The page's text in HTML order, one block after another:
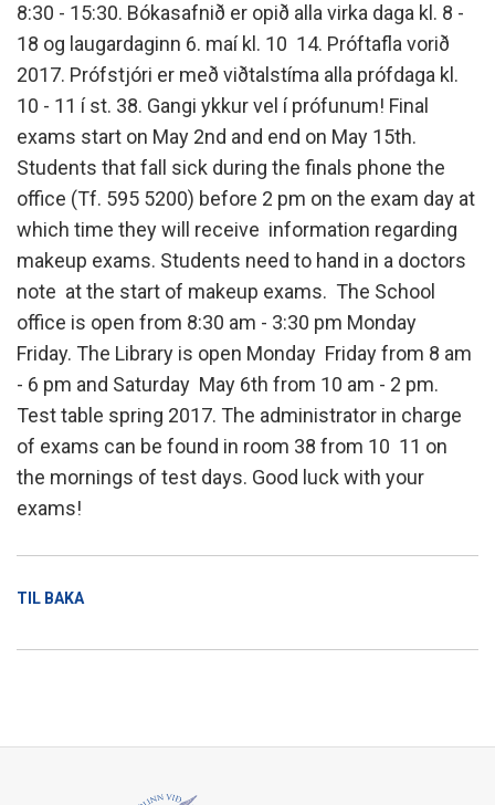
8:30 - 15:30. Bókasafnið er opið alla virka daga kl. 8 -
18 og laugardaginn 6. maí kl. 10  14. Próftafla vorið
2017. Prófstjóri er með viðtalstíma alla prófdaga kl.
10 - 11 í st. 38. Gangi ykkur vel í prófunum! Final
exams start on May 2nd and end on May 15th.
Students that fall sick during the finals phone the
office (Tf. 595 5200) before 2 pm on the exam day at
which time they will receive information regarding
makeup exams. Students need to hand in a doctors
note at the start of makeup exams. The School
office is open from 8:30 am - 3:30 pm Monday 
Friday. The Library is open Monday  Friday from 8 am
- 6 pm and Saturday May 6th from 10 am - 2 pm.
Test table spring 2017. The administrator in charge
of exams can be found in room 38 from 10  11 on
the mornings of test days. Good luck with your
exams!
TIL BAKA